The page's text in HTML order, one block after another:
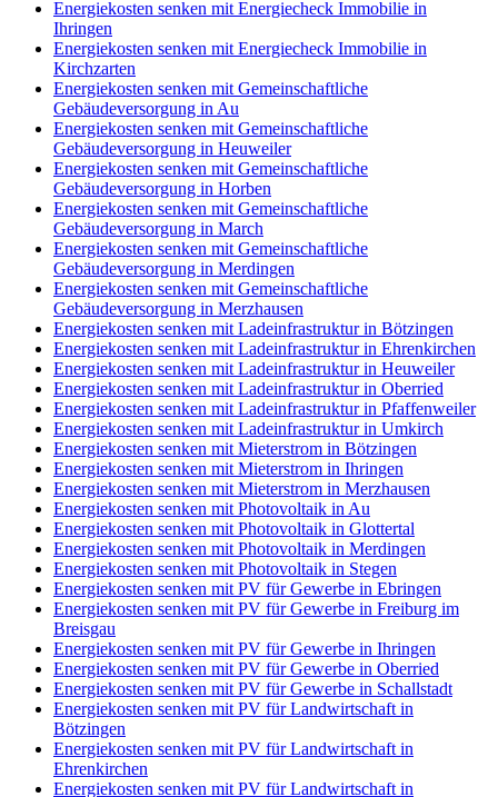
Energiekosten senken mit Energiecheck Immobilie in
Ihringen
Energiekosten senken mit Energiecheck Immobilie in
Kirchzarten
Energiekosten senken mit Gemeinschaftliche
Gebäudeversorgung in Au
Energiekosten senken mit Gemeinschaftliche
Gebäudeversorgung in Heuweiler
Energiekosten senken mit Gemeinschaftliche
Gebäudeversorgung in Horben
Energiekosten senken mit Gemeinschaftliche
Gebäudeversorgung in March
Energiekosten senken mit Gemeinschaftliche
Gebäudeversorgung in Merdingen
Energiekosten senken mit Gemeinschaftliche
Gebäudeversorgung in Merzhausen
Energiekosten senken mit Ladeinfrastruktur in Bötzingen
Energiekosten senken mit Ladeinfrastruktur in Ehrenkirchen
Energiekosten senken mit Ladeinfrastruktur in Heuweiler
Energiekosten senken mit Ladeinfrastruktur in Oberried
Energiekosten senken mit Ladeinfrastruktur in Pfaffenweiler
Energiekosten senken mit Ladeinfrastruktur in Umkirch
Energiekosten senken mit Mieterstrom in Bötzingen
Energiekosten senken mit Mieterstrom in Ihringen
Energiekosten senken mit Mieterstrom in Merzhausen
Energiekosten senken mit Photovoltaik in Au
Energiekosten senken mit Photovoltaik in Glottertal
Energiekosten senken mit Photovoltaik in Merdingen
Energiekosten senken mit Photovoltaik in Stegen
Energiekosten senken mit PV für Gewerbe in Ebringen
Energiekosten senken mit PV für Gewerbe in Freiburg im
Breisgau
Energiekosten senken mit PV für Gewerbe in Ihringen
Energiekosten senken mit PV für Gewerbe in Oberried
Energiekosten senken mit PV für Gewerbe in Schallstadt
Energiekosten senken mit PV für Landwirtschaft in
Bötzingen
Energiekosten senken mit PV für Landwirtschaft in
Ehrenkirchen
Energiekosten senken mit PV für Landwirtschaft in